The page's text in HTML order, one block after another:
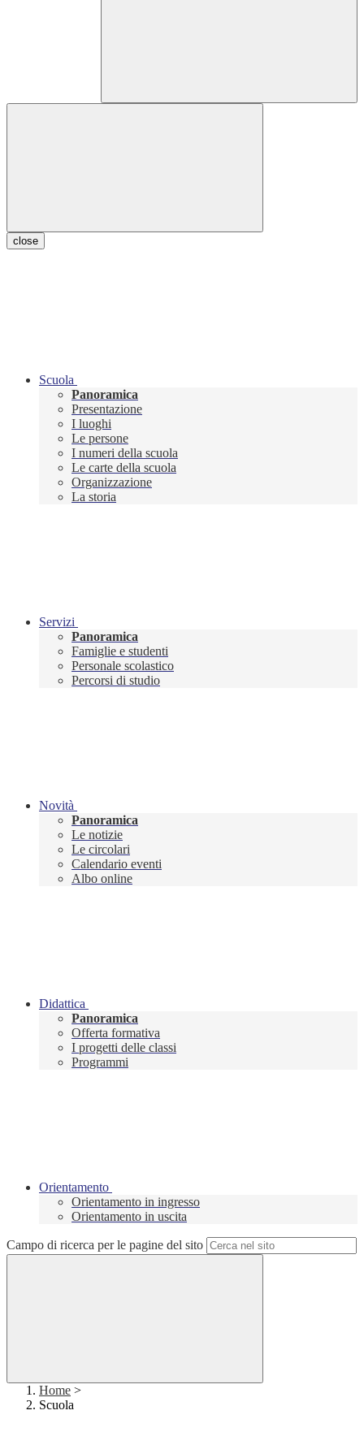
close
Scuola
Panoramica
Presentazione
I luoghi
Le persone
I numeri della scuola
Le carte della scuola
Organizzazione
La storia
Servizi
Panoramica
Famiglie e studenti
Personale scolastico
Percorsi di studio
Novità
Panoramica
Le notizie
Le circolari
Calendario eventi
Albo online
Didattica
Panoramica
Offerta formativa
I progetti delle classi
Programmi
Orientamento
Orientamento in ingresso
Orientamento in uscita
Campo di ricerca per le pagine del sito
Home >
Scuola